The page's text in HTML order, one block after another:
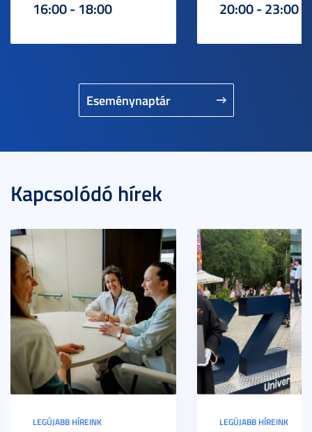
Eseménynaptár
16:00 - 18:00 20:00 - 23:00
Kapcsolódó hírek
LEGÚJABB HÍREINK LEGÚJABB HÍREINK